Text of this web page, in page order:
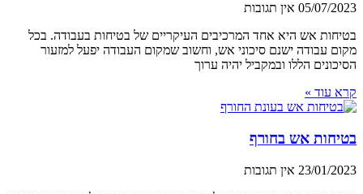
05/07/2023 אין תגובות
בטיחות אש היא אחד המרכיבים העיקריים של בטיחות בעבודה. בכל
מקום עבודה ישנם סיכוני אש, וחשוב שמקום העבודה יפעל למזעור
הסיכונים הללו ובמקביל יהיה ערוך
קרא עוד »
בטיחות אש בחורף
23/01/2023 אין תגובות